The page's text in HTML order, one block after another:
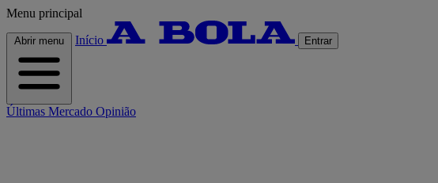
Menu principal
Abrir menu Início Entrar
Últimas Mercado Opinião